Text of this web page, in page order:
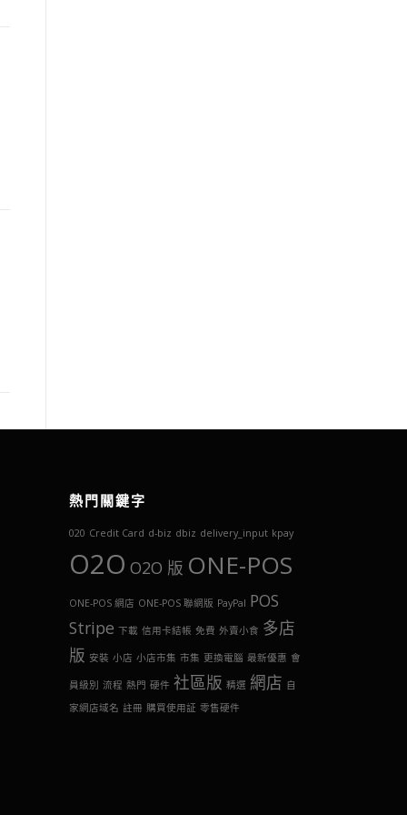
熱門關鍵字
020 Credit Card d-biz dbiz delivery_input kpay
O2O O2O 版 ONE-POS
ONE-POS 網店 ONE-POS 聯網版 PayPal POS
Stripe 下載 信用卡結帳 免費 外賣小食 多店
版 安裝 小店 小店市集 市集 更換電腦 最新優惠 會
員級別 流程 熱門 硬件 社區版 精選 網店 自
家網店域名 註冊 購買使用証 零售硬件